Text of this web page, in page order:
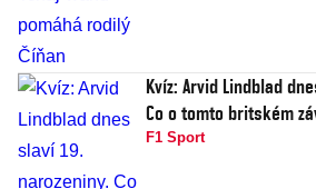
Kvíz: Arvid Lindblad
Co o tomto britském
F1 Sport